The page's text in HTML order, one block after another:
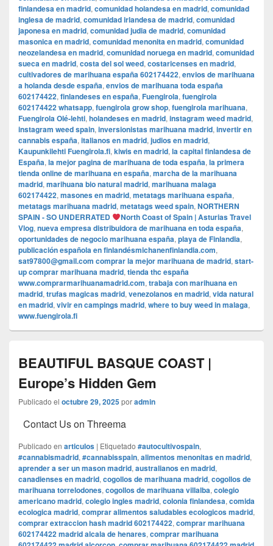
finlandesa en madrid, comunidad holandesa en madrid, comunidad
inglesa de madrid, comunidad irlandesa de madrid, comunidad
japonesa en madrid, comunidad judia de madrid, comunidad
masonica en madrid, comunidad menonita en madrid, comunidad
neozelandesa en madrid, comunidad noruega en madrid, comunidad
sueca en madrid, costa del sol weed, costaricenses en madrid,
cultivadores de marihuana españa 602174422, envios de marihuana
a holanda desde españa, envios de marihuana toda españa
602174422, finlandeses en españa, Fuengirola, fuengirola
602174422 whatsapp, fuengirola grow shop, fuengirola marihuana,
Fuengirola Olé-lehti, holandeses en madrid, instagram weed madrid,
instagram weed spain, inversionistas marihuana madrid, invertir en
cannabis españa, italianos en madrid, judios en madrid,
Kaupunkilehti Fuengirola.fi, kiwis en madrid, la capital finlandesa de
España, la mejor pagina de marihuana de toda españa, la primera
tienda online de marihuana en españa, marcha de la marihuana
madrid, marihuana bio natural madrid, marihuana malaga
602174422, masones en madrid, metatags marihuana españa,
metatags marihuana madrid, metatags weed spain, NORTHERN
SPAIN - SO UNDERRATED
North Coast of Spain | Asturias Travel
Vlog, nueva empresa distribuidora de marihuana en toda españa,
oportunidades de negocio marihuana españa, playa de Finlandia,
publicación española en finlandésmichanenfinlandia.com,
sat97800@gmail.com comprar la mejor marihuana de madrid, start-
up comprar marihuana madrid, tienda thc españa
www.comprarmarihuanamadrid.com, trabaja con marihuana en
madrid, trufas magicas madrid, venezolanos en madrid, vida natural
en madrid, vivir en campings madrid, where to buy weed in malaga,
www.fuengirola.fi
BEAUTIFUL BASQUE COAST |
Europe’s Hidden Gem
Publicado el octubre 29, 2025poradmin
Contact Us on Threema
Publicado en articulos | Etiquetado #autocultivospain,
#cannabismadrid, #cannabisspain, alimentos menonitas en madrid,
aprender a ser un mason madrid, australianos en madrid,
canadienses en madrid, cogollos de marihuana madrid, cogollos de
marihuana torrelodones, cogollos de marihuana villalba, colegio
americano madrid, colegio ingles madrid, colonia finlandesa, comida
ecologica madrid, comprar alimentos saludables ecologicos madrid,
comprar extraccion hash madrid 602174422, comprar marihuana
602174422 madrid alcala de henares, comprar marihuana